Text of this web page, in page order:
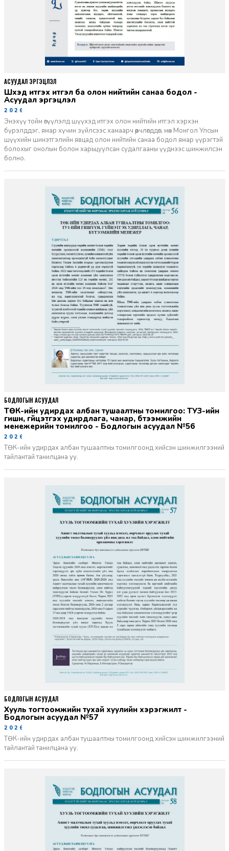
Шүүхэд итгэх итгэл ба олон нийтийн санаа бодол -
Асуудал эргэцүүлэл
2026-06-11
Энэхүү тойм өгүүлэлд шүүхэд итгэх олон нийтийн итгэл хэрхэн
бүрэлддэг, ямар хүчин зүйлсээс хамаарч өөрчлөгддөг, мөн Монгол Улсын
шүүхийн шинэтгэлийн явцад олон нийтийн санаа бодол ямар үүрэгтэй
болохыг онолын болон харьцуулсан судалгааны үүднээс шинжилсэн
болно.
АСУУДАЛ ЭРГЭЦҮҮЛЭЛ
ТӨК-ийн удирдах албан тушаалтны томилгоо: ТУЗ-ийн
гишүүн, гүйцэтгэх удирдлага, чанар, бүтээмжийн
менежерийн томилгоо - Бодлогын асуудал №56
2026-06-02
ТӨК-ийн удирдах албан тушаалтны томилгоонд хийсэн шинжилгээний
тайлантай танилцана уу.
БОДЛОГЫН АСУУДАЛ
Хууль тогтоомжийн тухай хуулийн хэрэгжилт -
Бодлогын асуудал №57
2026-06-02
ТӨК-ийн удирдах албан тушаалтны томилгоонд хийсэн шинжилгээний
тайлантай танилцана уу.
БОДЛОГЫН АСУУДАЛ